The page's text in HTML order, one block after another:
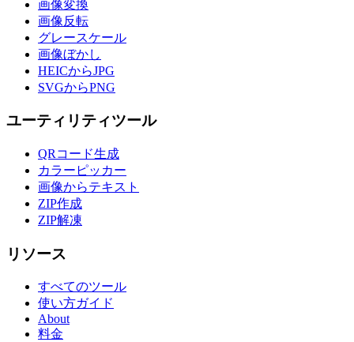
画像変換
画像反転
グレースケール
画像ぼかし
HEICからJPG
SVGからPNG
ユーティリティツール
QRコード生成
カラーピッカー
画像からテキスト
ZIP作成
ZIP解凍
リソース
すべてのツール
使い方ガイド
About
料金